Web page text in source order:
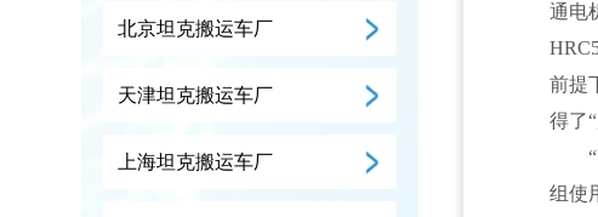
北京坦克搬运车厂
天津坦克搬运车厂
上海坦克搬运车厂
通电
前提
得了
组使